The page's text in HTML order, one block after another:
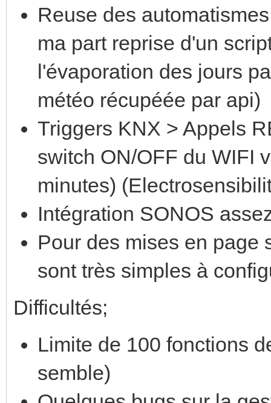
Reuse des
ma part reprise d'un
l'évaporation des jours
météo récupéée par api)
Triggers KNX > Appels
switch ON/OFF du WIFI
minutes)
Intégration SONOS
Pour des mises en page
sont très simples à
Difficultés;
Limite de 100 fonctions
semble)